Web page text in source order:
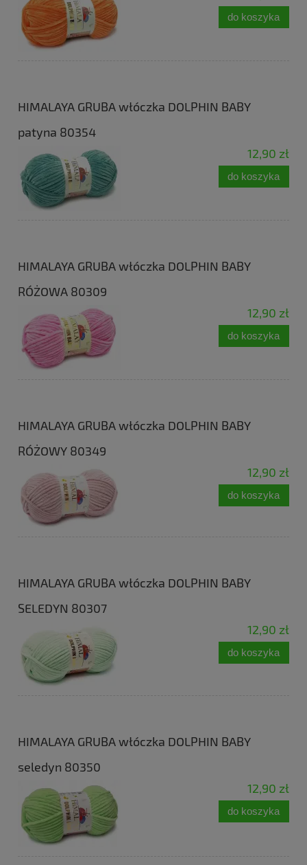
do koszyka
HIMALAYA GRUBA włóczka DOLPHIN BABY
patyna 80354
12,90 zł
do koszyka
HIMALAYA GRUBA włóczka DOLPHIN BABY
RÓŻOWA 80309
12,90 zł
do koszyka
HIMALAYA GRUBA włóczka DOLPHIN BABY
RÓŻOWY 80349
12,90 zł
do koszyka
HIMALAYA GRUBA włóczka DOLPHIN BABY
SELEDYN 80307
12,90 zł
do koszyka
HIMALAYA GRUBA włóczka DOLPHIN BABY
seledyn 80350
12,90 zł
do koszyka